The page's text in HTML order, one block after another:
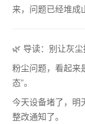
来，问题已经堆成
🌿 导读：别让灰
粉尘问题，看起来
态”。
今天设备堵了，明
整改通知了。